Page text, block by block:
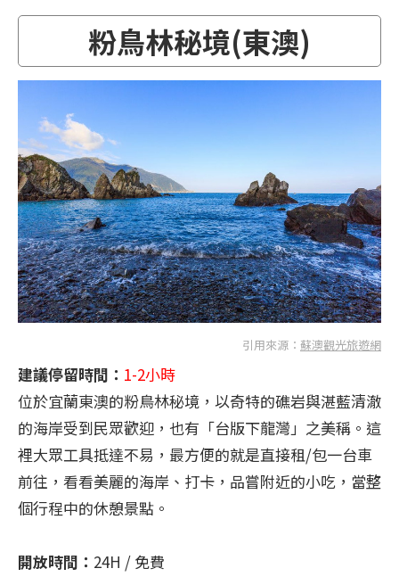
粉鳥林秘境(東澳)
引用來源： 蘇澳觀光旅遊網
建議停留時間： 1-2小時
位於宜蘭東澳的粉鳥林秘境，以奇特的礁岩與湛藍清澈
的海岸受到民眾歡迎，也有「台版下龍灣」之美稱。這
裡大眾工具抵達不易，最方便的就是直接租/包一台車
前往，看看美麗的海岸、打卡，品嘗附近的小吃，當整
個行程中的休憩景點。
開放時間： 24H / 免費